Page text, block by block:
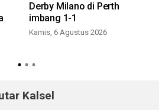
Derby Milano di Perth
imbang 1-1
Kamis, 6 Agustus 2026
Kalsel